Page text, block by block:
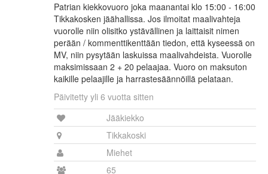
Patrian kiekkovuoro joka maanantai klo 15:00 - 16:00
Tikkakosken jäähallissa. Jos ilmoitat maalivahteja
vuorolle niin olisitko ystävällinen ja laittaisit nimen
perään / kommenttikenttään tiedon, että kyseessä on
MV, niin pysytään laskuissa maalivahdeista. Vuorolle
maksimissaan 2 + 20 pelaajaa. Vuoro on maksuton
kaikille pelaajille ja harrastesäännöillä pelataan.
Päivitetty yli 6 vuotta sitten
Jääkiekko
Tikkakoski
Miehet
65